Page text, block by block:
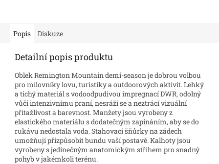
Popis Diskuze
Detailní popis produktu
Oblek Remington Mountain demi-season je dobrou volbou
pro milovníky lovu, turistiky a outdoorových aktivit. Lehký
a tichý materiál s vodoodpudivou impregnací DWR, odolný
vůči intenzivnímu praní, nesráží se a neztrácí vizuální
přitažlivost a barevnost. Manžety jsou vyrobeny z
elastického materiálu s dodatečným zapínáním, aby se do
rukávu nedostala voda. Stahovací šňůrky na zádech
umožňují přizpůsobit bundu vaší postavě. Kalhoty jsou
vyrobeny s jedinečným anatomickým střihem pro snadný
pohyb v jakémkoli terénu.